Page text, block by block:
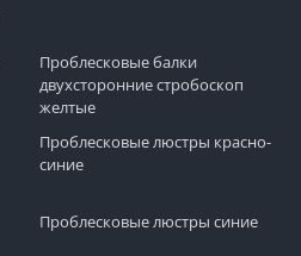
Проблесковые балки
двухсторонние стробоскоп
желтые
Проблесковые люстры красно-
синие
Проблесковые люстры синие